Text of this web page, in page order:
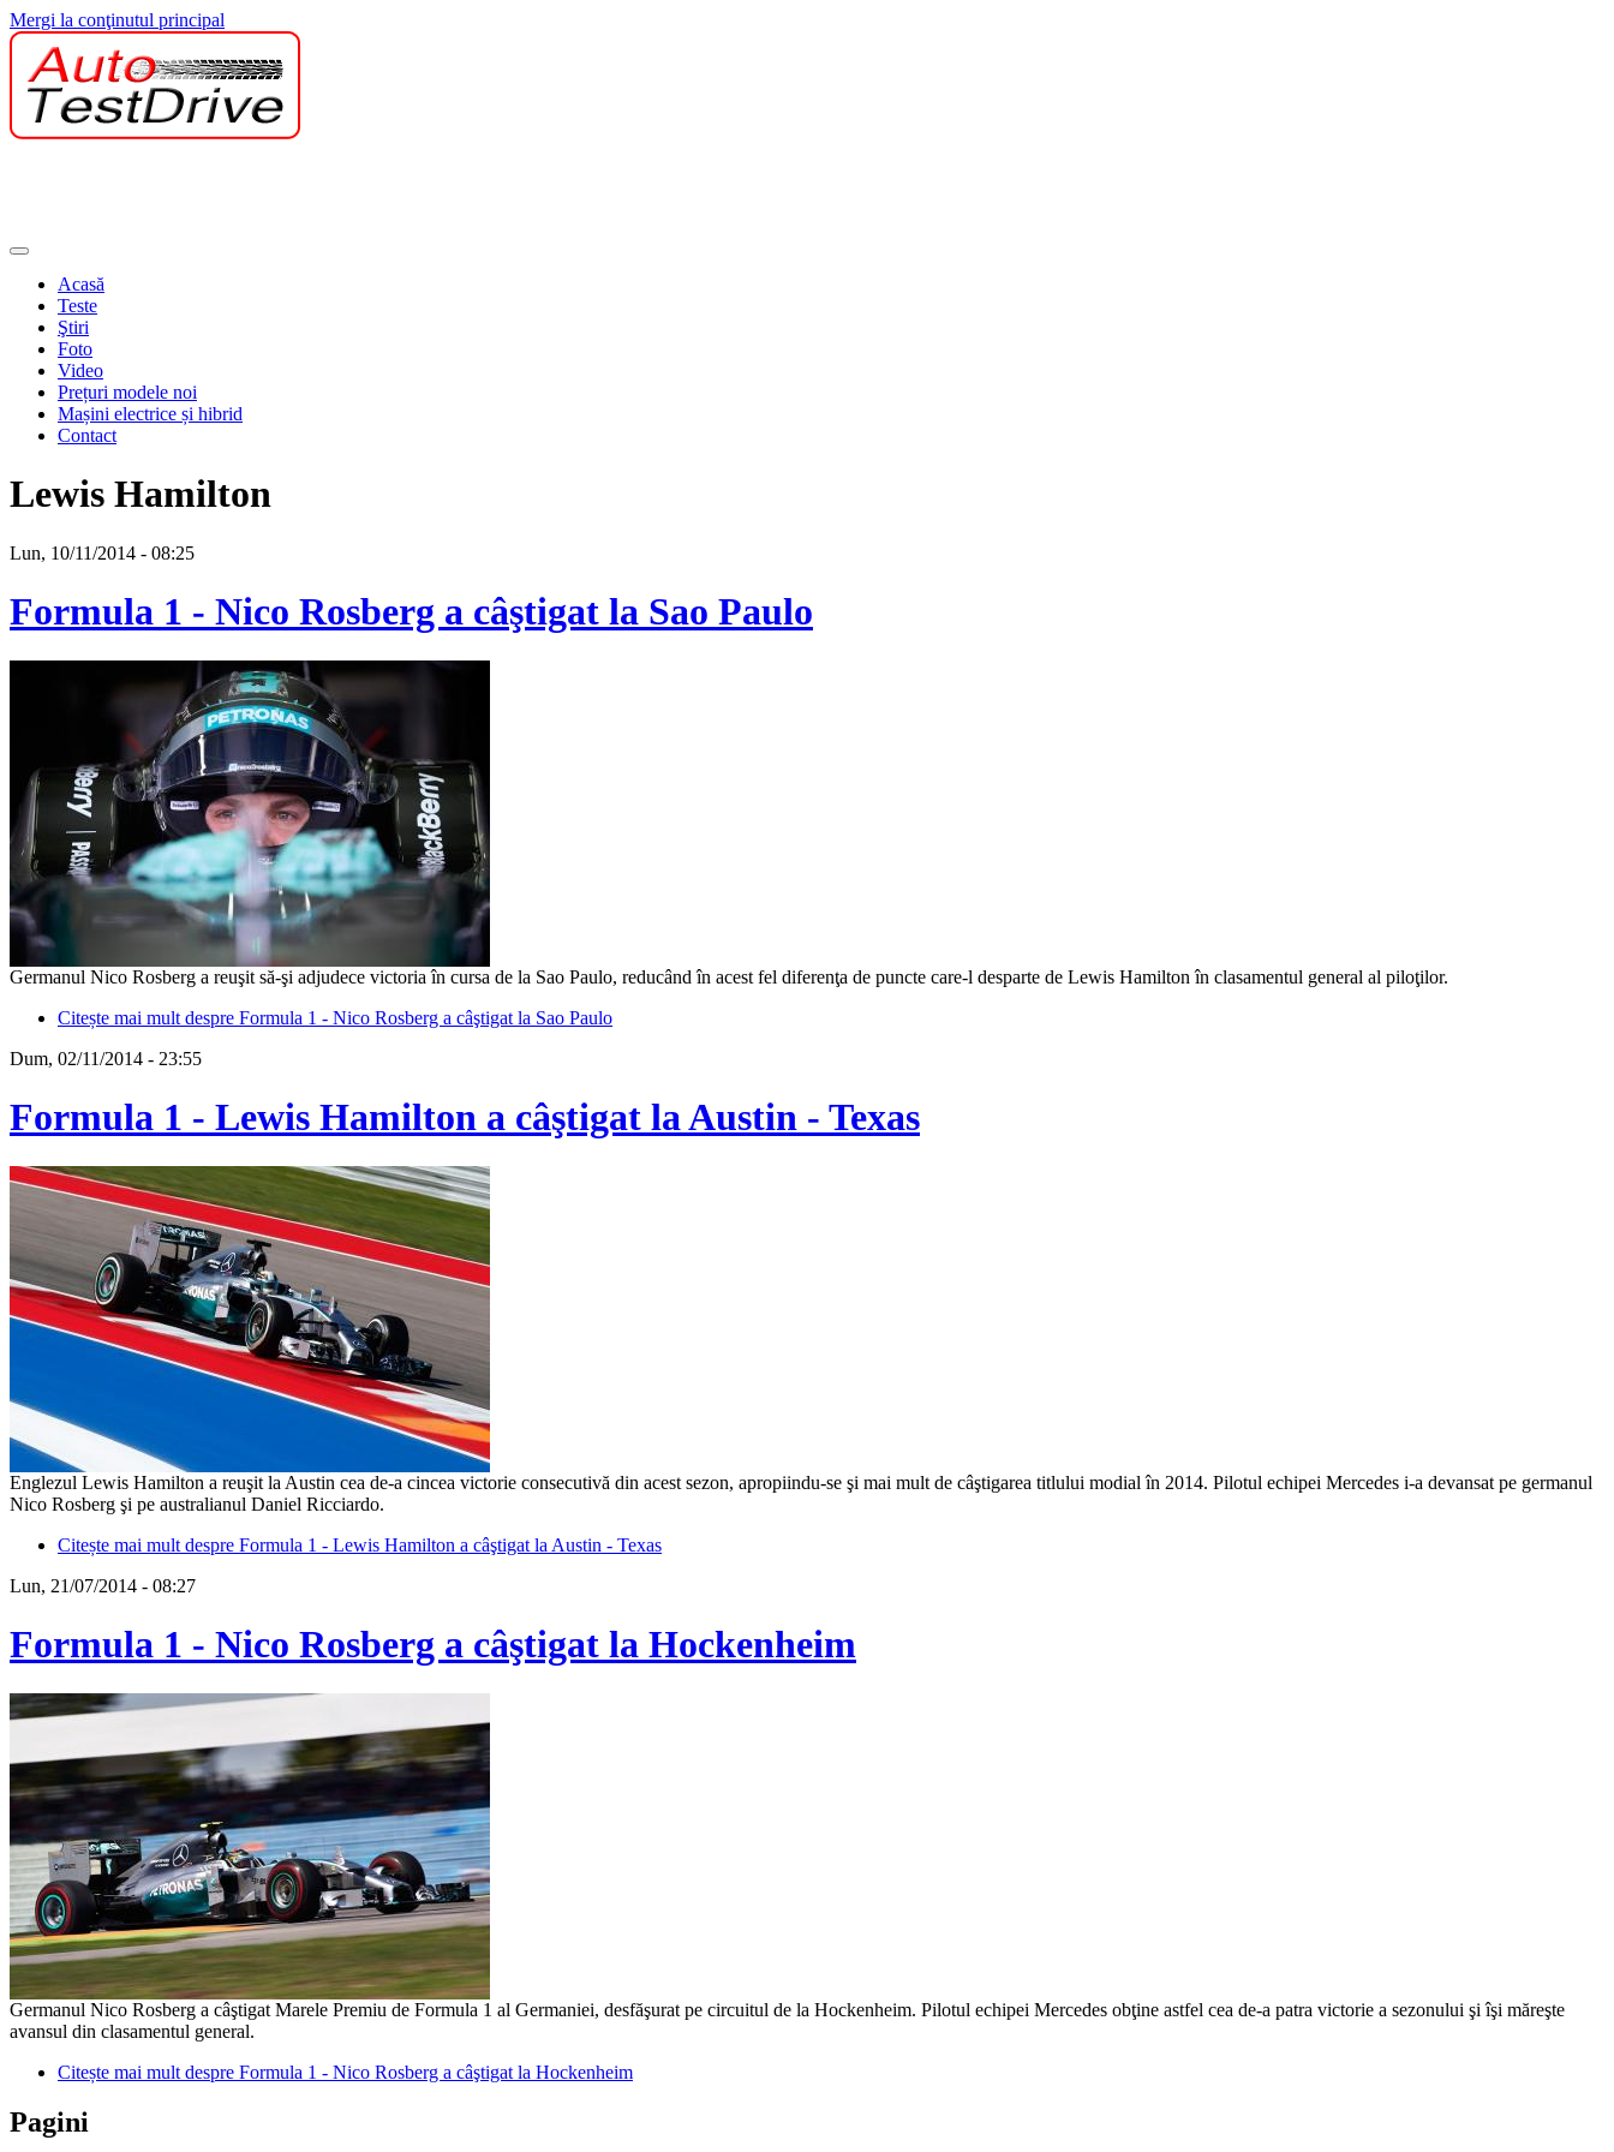
Mergi la conţinutul principal
Acasă
Teste
Ştiri
Foto
Video
Prețuri modele noi
Mașini electrice și hibrid
Contact
Lewis Hamilton
Lun, 10/11/2014 - 08:25
Formula 1 - Nico Rosberg a câştigat la Sao Paulo
Germanul Nico Rosberg a reuşit să-şi adjudece victoria în cursa de la Sao Paulo, reducând în acest fel diferenţa de puncte care-l desparte de Lewis Hamilton în clasamentul general al piloţilor.
Citește mai mult despre Formula 1 - Nico Rosberg a câştigat la Sao Paulo
Dum, 02/11/2014 - 23:55
Formula 1 - Lewis Hamilton a câştigat la Austin - Texas
Englezul Lewis Hamilton a reuşit la Austin cea de-a cincea victorie consecutivă din acest sezon, apropiindu-se şi mai mult de câştigarea titlului modial în 2014. Pilotul echipei Mercedes i-a devansat pe germanul
Nico Rosberg şi pe australianul Daniel Ricciardo.
Citește mai mult despre Formula 1 - Lewis Hamilton a câştigat la Austin - Texas
Lun, 21/07/2014 - 08:27
Formula 1 - Nico Rosberg a câştigat la Hockenheim
Germanul Nico Rosberg a câştigat Marele Premiu de Formula 1 al Germaniei, desfăşurat pe circuitul de la Hockenheim. Pilotul echipei Mercedes obţine astfel cea de-a patra victorie a sezonului şi îşi măreşte
avansul din clasamentul general.
Citește mai mult despre Formula 1 - Nico Rosberg a câştigat la Hockenheim
Pagini